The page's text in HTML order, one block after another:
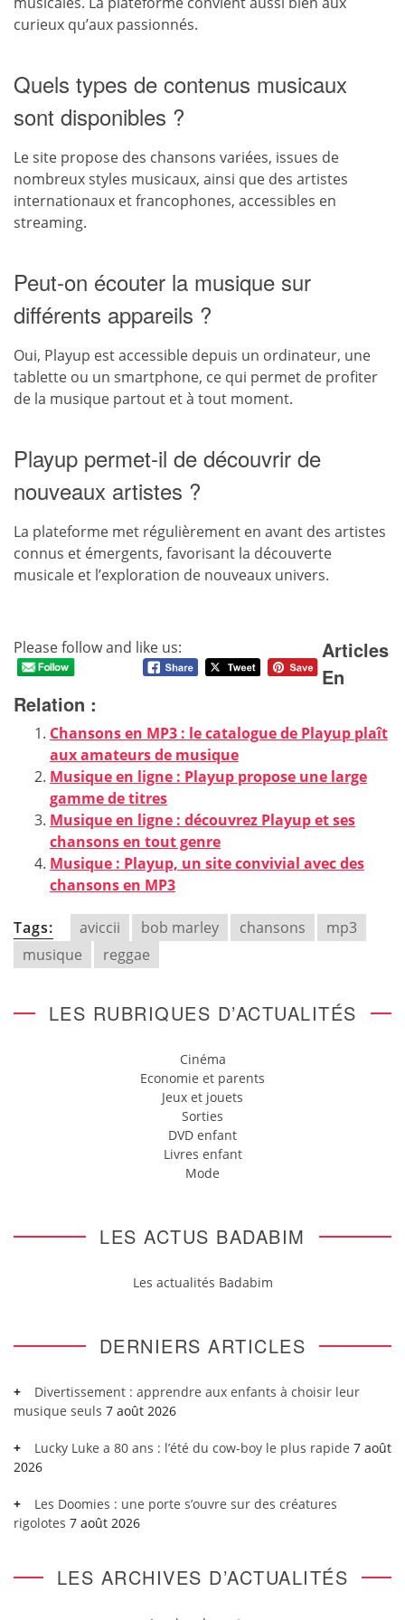
curieux qu’aux passionnés.
Quels types de contenus musicaux
sont disponibles ?
Le site propose des chansons variées, issues de
nombreux styles musicaux, ainsi que des artistes
internationaux et francophones, accessibles en
streaming.
Peut-on écouter la musique sur
différents appareils ?
Oui, Playup est accessible depuis un ordinateur, une
tablette ou un smartphone, ce qui permet de profiter
de la musique partout et à tout moment.
Playup permet-il de découvrir de
nouveaux artistes ?
La plateforme met régulièrement en avant des artistes
connus et émergents, favorisant la découverte
musicale et l’exploration de nouveaux univers.
Please follow and like us:
Articles
En
Relation :
Chansons en MP3 : le catalogue de Playup plaît
aux amateurs de musique
Musique en ligne : Playup propose une large
gamme de titres
Musique en ligne : découvrez Playup et ses
chansons en tout genre
Musique : Playup, un site convivial avec des
chansons en MP3
Tags: aviccii bob marley chansons
mp3
musique
reggae
LES RUBRIQUES D’ACTUALITÉS
Cinéma
Economie et parents
Jeux et jouets
Sorties
DVD enfant
Livres enfant
Mode
LES ACTUS BADABIM
Les actualités Badabim
DERNIERS ARTICLES
Divertissement : apprendre aux enfants à choisir leur
musique seuls 7 août 2026
Lucky Luke a 80 ans : l’été du cow-boy le plus rapide 7 août
2026
Les Doomies : une porte s’ouvre sur des créatures
rigolotes 7 août 2026
LES ARCHIVES D’ACTUALITÉS